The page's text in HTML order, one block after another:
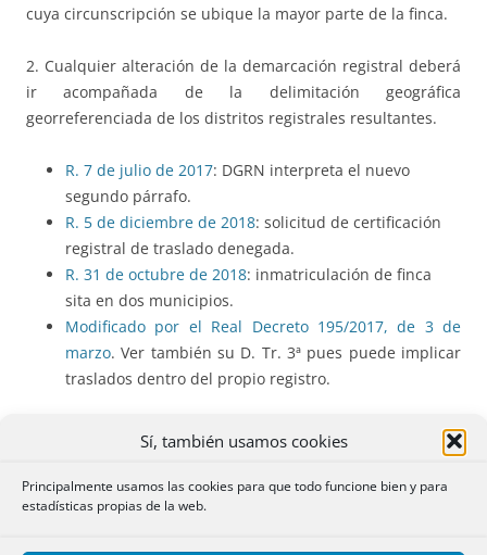
Sí, también usamos cookies
Principalmente usamos las cookies para que todo funcione bien y para
estadísticas propias de la web.
cuya circunscripción se ubique la mayor parte de la finca.
2. Cualquier alteración de la demarcación registral deberá
ir acompañada de la delimitación geográfica
georreferenciada de los distritos registrales resultantes.
R. 7 de julio de 2017: DGRN interpreta el nuevo
segundo párrafo.
R. 5 de diciembre de 2018: solicitud de certificación
registral de traslado denegada.
R. 31 de octubre de 2018: inmatriculación de finca
sita en dos municipios.
Modificado por el Real Decreto 195/2017, de 3 de
marzo. Ver también su D. Tr. 3ª pues puede implicar
traslados dentro del propio registro.
Cuando indebidamente una finca figurase inscrita en un
Ayuntamiento o Sección distinto del que le correspondiere,